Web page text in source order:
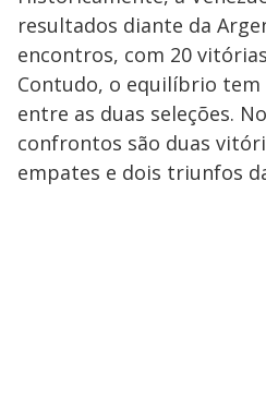
resultados diante da
encontros, com 20
Contudo, o equilíbrio tem
entre as duas seleções.
confrontos são duas
empates e dois triunfos